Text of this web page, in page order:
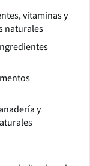
vitaminas y
naturales
y